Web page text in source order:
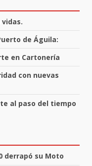
de Águila:
en Cartonería
con nuevas
al paso del tiempo
derrapó su Moto